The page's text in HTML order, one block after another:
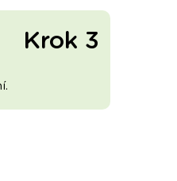
Krok 3